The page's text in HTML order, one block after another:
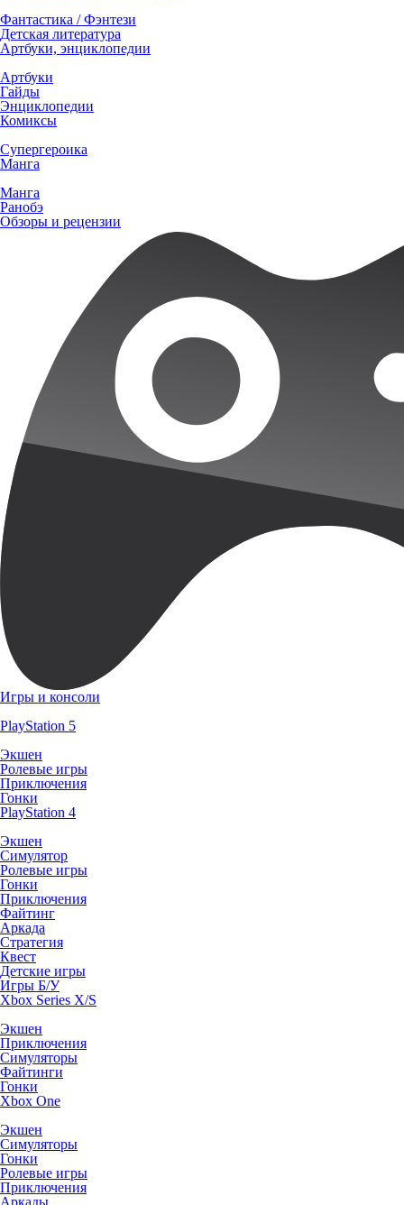
Фантастика / Фэнтези
Детская литература
Артбуки, энциклопедии
Артбуки
Гайды
Энциклопедии
Комиксы
Супергероика
Манга
Манга
Ранобэ
Обзоры и рецензии
Игры и консоли
PlayStation 5
Экшен
Ролевые игры
Приключения
Гонки
PlayStation 4
Экшен
Симулятор
Ролевые игры
Гонки
Приключения
Файтинг
Аркада
Стратегия
Квест
Детские игры
Игры Б/У
Xbox Series X/S
Экшен
Приключения
Симуляторы
Файтинги
Гонки
Xbox One
Экшен
Симуляторы
Гонки
Ролевые игры
Приключения
Аркады